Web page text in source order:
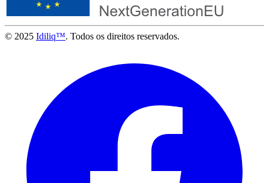
© 2025 Idiliq™. Todos os direitos reservados.